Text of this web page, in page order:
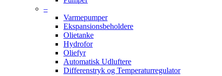
–
Varmepumper
Ekspansionsbeholdere
Olietanke
Hydrofor
Oliefyr
Automatisk Udluftere
Differenstryk og Temperaturregulator